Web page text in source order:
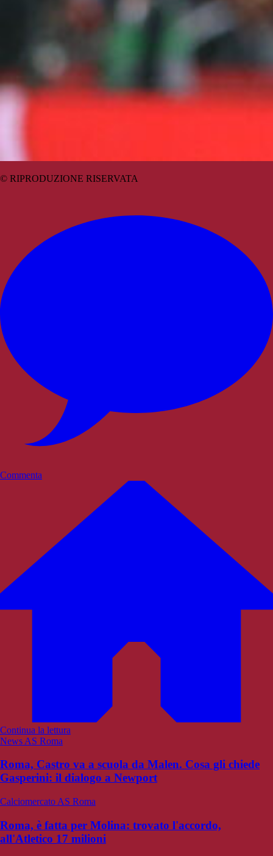
© RIPRODUZIONE RISERVATA
Commenta
Continua la lettura
News AS Roma
Roma, Castro va a scuola da Malen. Cosa gli chiede
Gasperini: il dialogo a Newport
Calciomercato AS Roma
Roma, è fatta per Molina: trovato l'accordo,
all'Atletico 17 milioni